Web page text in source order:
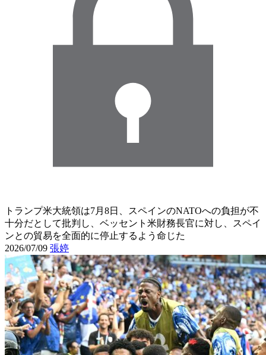
トランプ米大統領は7月8日、スペインのNATOへの負担が不
十分だとして批判し、ベッセント米財務長官に対し、スペイ
ンとの貿易を全面的に停止するよう命じた
2026/07/09 張婷